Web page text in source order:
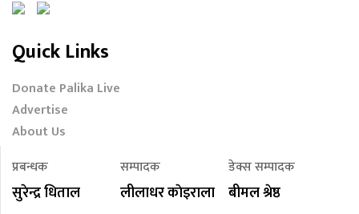
Quick Links
Donate Palika Live
Advertise
About Us
प्रबन्धक
सुरेन्द्र धिताल
सम्पादक
लीलाधर काेइराला
डेक्स सम्पादक
बीमल श्रेष्ठ